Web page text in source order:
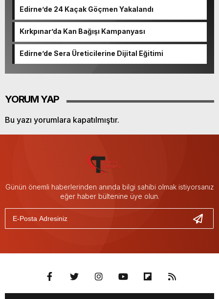
Edirne’de 24 Kaçak Göçmen Yakalandı
Kırkpınar’da Kan Bağışı Kampanyası
Edirne’de Sera Üreticilerine Dijital Eğitimi
YORUM YAP
Bu yazı yorumlara kapatılmıştır.
Günün önemli haberlerinden anında bilgi sahibi olmak istiyorsanız
eğer haber bültenine üye olun.